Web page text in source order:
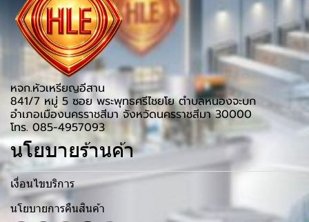
หจก.หัวเหรียญอีสาน
841/7 หมู่ 5 ซอย พระพุทธศรีไชยโย ตำบลหนองจะบก
อำเภอเมืองนครราชสีมา จังหวัดนครราชสีมา 30000
โทร. 085-4957093
นโยบายร้านค้า
เงื่อนไขบริการ
นโยบายการคืนสินค้า